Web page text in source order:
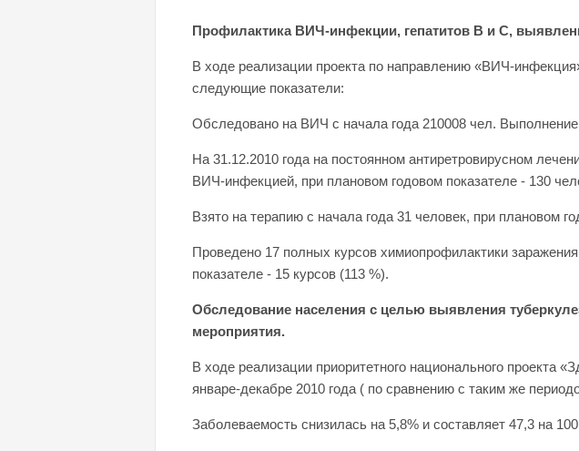
Профилактика ВИЧ-инфекции, гепатитов В и С,
В ходе реализации проекта по направлению «ВИЧ-
следующие показатели:
Обследовано на ВИЧ с начала года 210008 чел. Выполнение
На 31.12.2010 года на постоянном антиретровирусном
ВИЧ-инфекцией, при плановом годовом показателе - 130
Взято на терапию с начала года 31 человек, при плановом
Проведено 17 полных курсов химиопрофилактики
показателе - 15 курсов (113 %).
Обследование населения с целью выявления
мероприятия.
В ходе реализации приоритетного национального проекта
январе-декабре 2010 года ( по сравнению с таким же
Заболеваемость снизилась на 5,8% и составляет 47,3 на